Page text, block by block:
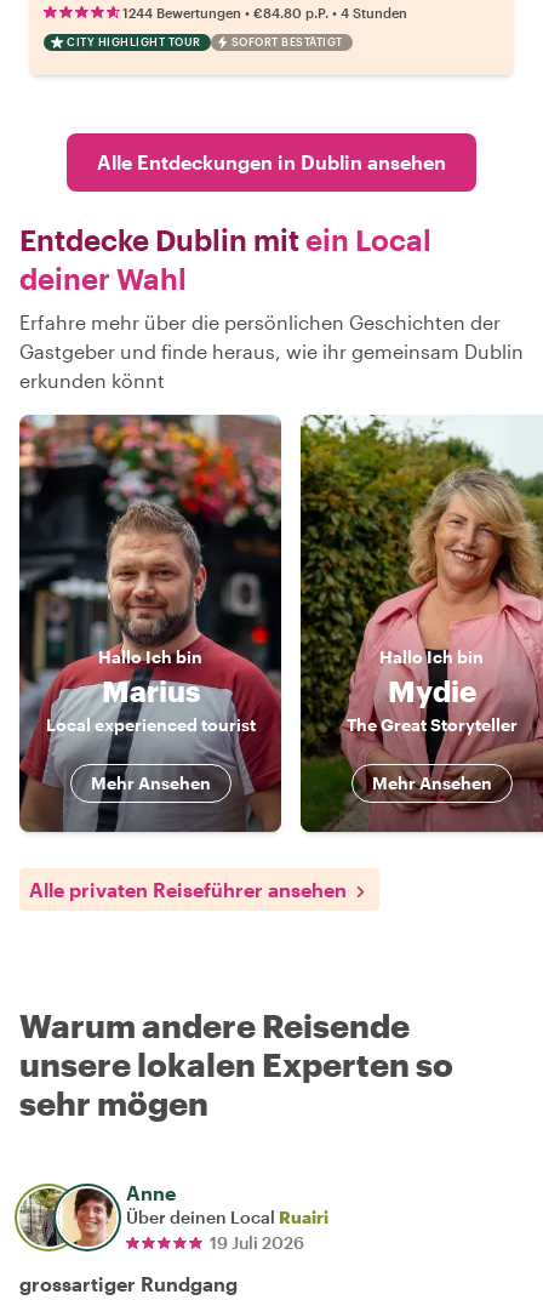
1244 Bewertungen • €84.80 p.P. • 4 Stunden
CITY HIGHLIGHT TOUR SOFORT BESTÄTIGT
Alle Entdeckungen in Dublin ansehen
Entdecke Dublin mitein Local
deiner Wahl
Erfahre mehr über die persönlichen Geschichten der
Gastgeber und finde heraus, wie ihr gemeinsam Dublin
erkunden könnt
HalloIch bin
Marius
Local experienced tourist
Mehr Ansehen
Hallo Ich bin
Mydie
The Great Storyteller
Mehr Ansehen
Alle privaten Reiseführer ansehen
Warum andere Reisende
unsere lokalen Experten so
sehr mögen
Anne
Über deinen Local Ruairi
19 Juli 2026
grossartiger Rundgang